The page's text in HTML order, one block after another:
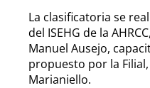
La clasificatoria se
del ISEHG de la
Manuel Ausejo,
propuesto por la
Marianiello.